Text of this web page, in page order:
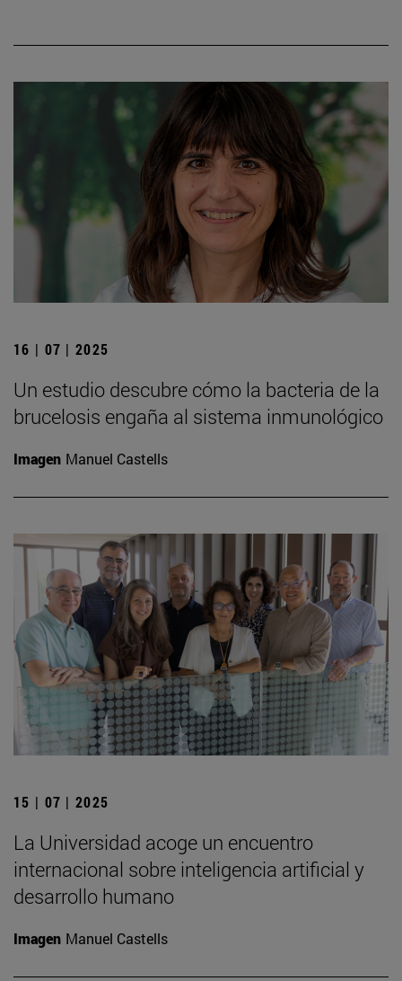
16 | 07 | 2025
Un estudio descubre cómo la bacteria de la
brucelosis engaña al sistema inmunológico
Imagen Manuel Castells
15 | 07 | 2025
La Universidad acoge un encuentro
internacional sobre inteligencia artificial y
desarrollo humano
Imagen Manuel Castells